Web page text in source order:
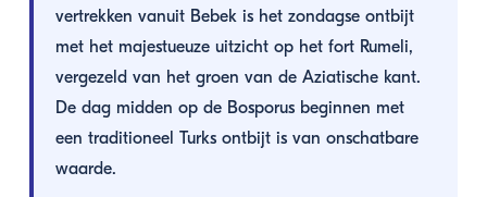
vertrekken vanuit Bebek is het zondagse ontbijt
met het majestueuze uitzicht op het fort Rumeli,
vergezeld van het groen van de Aziatische kant.
De dag midden op de Bosporus beginnen met
een traditioneel Turks ontbijt is van onschatbare
waarde.